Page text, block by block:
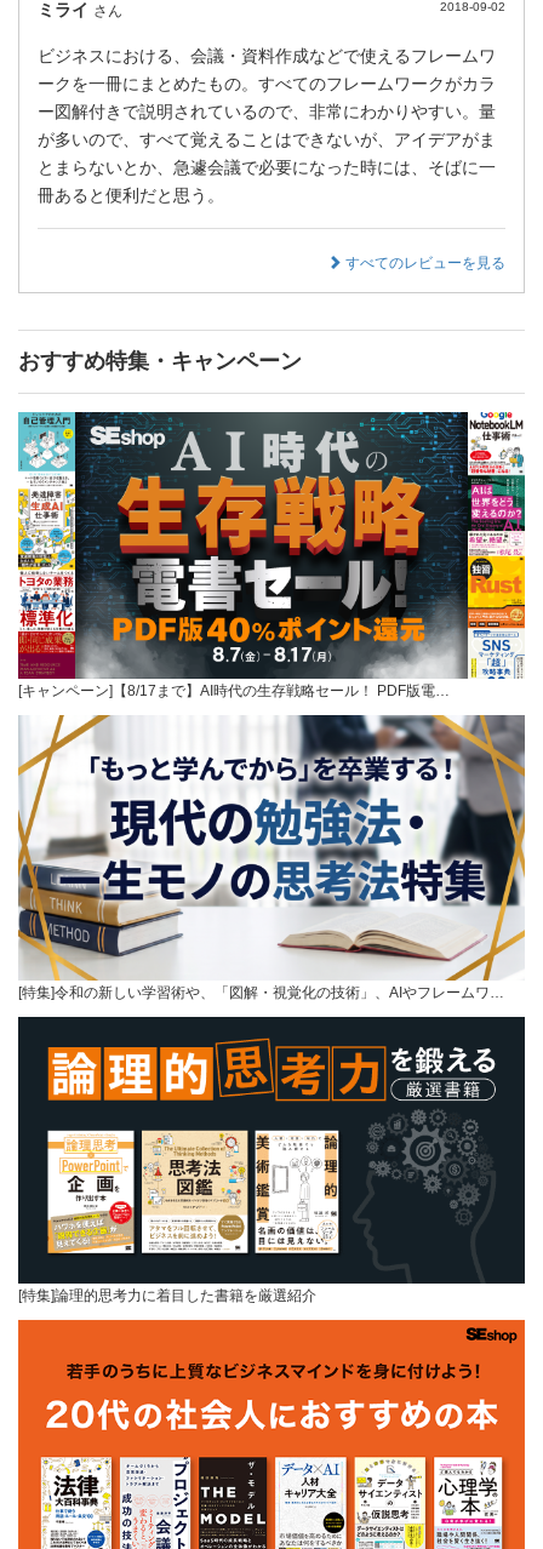
ミライ さん 2018-09-02
ビジネスにおける、会議・資料作成などで使えるフレームワ
ークを一冊にまとめたもの。すべてのフレームワークがカラ
ー図解付きで説明されているので、非常にわかりやすい。量
が多いので、すべて覚えることはできないが、アイデアがま
とまらないとか、急遽会議で必要になった時には、そばに一
冊あると便利だと思う。
すべてのレビューを見る
おすすめ特集・キャンペーン
[キャンペーン]【8/17まで】AI時代の生存戦略セール！ PDF版電…
[特集]令和の新しい学習術や、「図解・視覚化の技術」、AIやフレームワ…
[特集]論理的思考力に着目した書籍を厳選紹介